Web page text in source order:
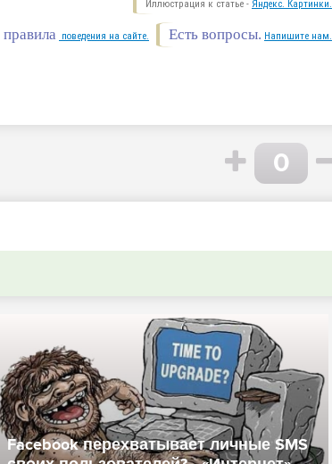
Иллюстрация к статье - Яндекс. Картинки.
Есть вопросы. Напишите нам.
поведения на сайте.
0
В новой платежной системе от
Facebook можно будет использовать